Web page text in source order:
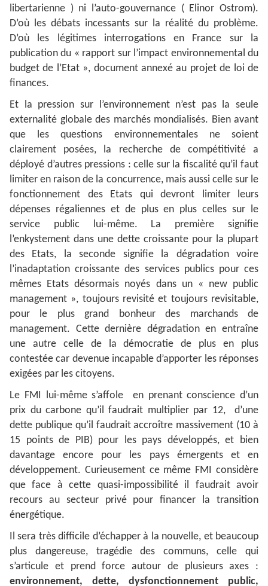
libertarienne ) ni l’auto-gouvernance ( Elinor Ostrom).
D’où les débats incessants sur la réalité du problème.
D’où les légitimes interrogations en France sur la
publication du « rapport sur l’impact environnemental du
budget de l’Etat », document annexé au projet de loi de
finances.
Et la pression sur l’environnement n’est pas la seule
externalité globale des marchés mondialisés. Bien avant
que les questions environnementales ne soient
clairement posées, la recherche de compétitivité a
déployé d’autres pressions : celle sur la fiscalité qu’il faut
limiter en raison de la concurrence, mais aussi celle sur le
fonctionnement des Etats qui devront limiter leurs
dépenses régaliennes et de plus en plus celles sur le
service public lui-même. La première signifie
l’enkystement dans une dette croissante pour la plupart
des Etats, la seconde signifie la dégradation voire
l’inadaptation croissante des services publics pour ces
mêmes Etats désormais noyés dans un « new public
management », toujours revisité et toujours revisitable,
pour le plus grand bonheur des marchands de
management. Cette dernière dégradation en entraîne
une autre celle de la démocratie de plus en plus
contestée car devenue incapable d’apporter les réponses
exigées par les citoyens.
Le FMI lui-même s’affole en prenant conscience d’un
prix du carbone qu’il faudrait multiplier par 12, d’une
dette publique qu’il faudrait accroître massivement (10 à
15 points de PIB) pour les pays développés, et bien
davantage encore pour les pays émergents et en
développement. Curieusement ce même FMI considère
que face à cette quasi-impossibilité il faudrait avoir
recours au secteur privé pour financer la transition
énergétique.
Il sera très difficile d’échapper à la nouvelle, et beaucoup
plus dangereuse, tragédie des communs, celle qui
s’articule et prend force autour de plusieurs axes :
environnement, dette, dysfonctionnement
public,